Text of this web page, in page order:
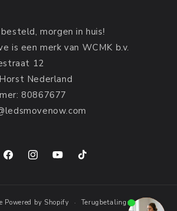
morgen in huis!
is een merk van WCMK b.v.
12
Nederland
80867677
FacebookInstagramYouTubeTikTok
Powered by Shopify Terugbetalingsbeleid